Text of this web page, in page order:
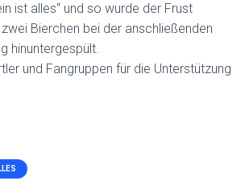
ist alles“ und so wurde der Frust
Bierchen bei der anschließenden
hinuntergespült.
und Fangruppen für die Unterstützung